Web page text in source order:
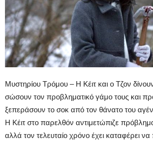
Μυστηρίου Τρόμου – Η Κέιτ και ο Τζον
σώσουν τον προβληματικό γάμο τους και
ξεπεράσουν το σοκ από τον θάνατο του
Η Κέιτ στο παρελθόν αντιμετώπιζε
αλλά τον τελευταίο χρόνο έχει καταφέρει να